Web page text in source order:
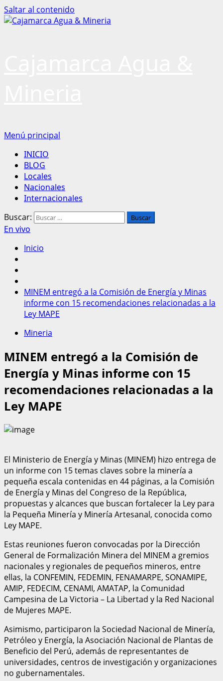
Saltar al contenido
Menú principal
INICIO
BLOG
Locales
Nacionales
Internacionales
Buscar:
En vivo
Inicio
MINEM entregó a la Comisión de Energía y Minas
informe con 15 recomendaciones relacionadas a la
Ley MAPE
Mineria
MINEM entregó a la Comisión de
Energía y Minas informe con 15
recomendaciones relacionadas a la
Ley MAPE
El Ministerio de Energía y Minas (MINEM) hizo entrega de
un informe con 15 temas claves sobre la minería a
pequeña escala contenidas en 44 páginas, a la Comisión
de Energía y Minas del Congreso de la República,
propuestas y alcances que buscan fortalecer la Ley para
la Pequeña Minería y Minería Artesanal, conocida como
Ley MAPE.
Estas reuniones fueron convocadas por la Dirección
General de Formalización Minera del MINEM a gremios
nacionales y regionales de pequeños mineros, entre
ellas, la CONFEMIN, FEDEMIN, FENAMARPE, SONAMIPE,
AMIP, FEDECIM, CENAMI, AMATAP, la Comunidad
Campesina de La Victoria – La Libertad y la Red Nacional
de Mujeres MAPE.
Asimismo, participaron la Sociedad Nacional de Minería,
Petróleo y Energía, la Asociación Nacional de Plantas de
Beneficio del Perú, además de representantes de
universidades, centros de investigación y organizaciones
no gubernamentales.